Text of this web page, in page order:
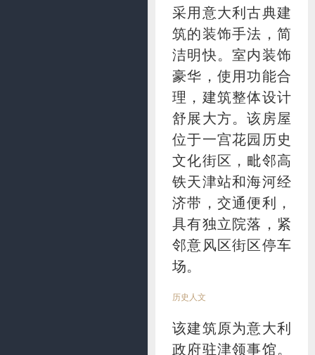
采用意大利古典建
筑的装饰手法，简
洁明快。室内装饰
豪华，使用功能合
理，建筑整体设计
舒展大方。该房屋
位于一宫花园历史
文化街区，毗邻高
铁天津站和海河经
济带，交通便利，
具有独立院落，紧
邻意风区街区停车
场。
历史人文
该建筑原为意大利
政府驻津领事馆。